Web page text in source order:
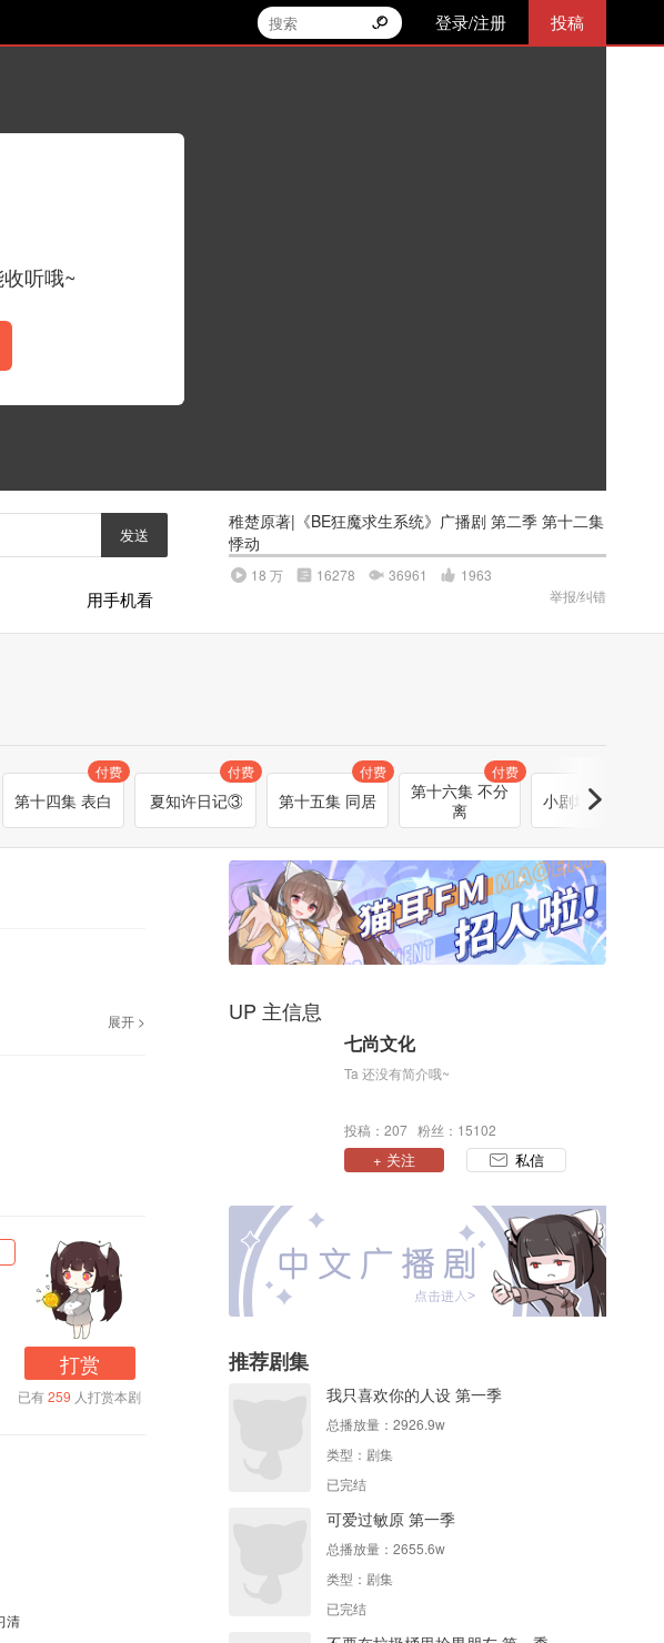
登录/注册 投稿
听哦~
发送
用手机看
稚楚原著|《BE狂魔求生系统》广播剧 第二季 第十二集
悸动
18 万 16278 36961
1963
举报/纠错
第十四集 表白
付费
夏知许日记③
付费
第十五集 同居
付费
第十六集 不分
离
付费
小剧场·音乐节
展开 >
打赏
已有259 人打赏本剧
清
UP 主信息
七尚文化
Ta 还没有简介哦~
投稿：207 粉丝：15102
+ 关注 私信
推荐剧集
我只喜欢你的人设 第一季
总播放量： 2926.9w
类型： 剧集
已完结
可爱过敏原 第一季
总播放量： 2655.6w
类型： 剧集
已完结